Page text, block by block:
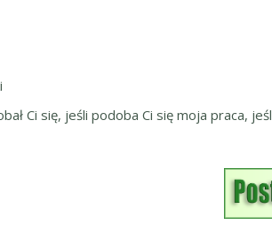
Ci się, jeśli podoba Ci się moja praca,